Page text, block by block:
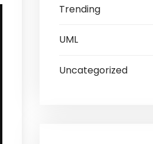
Trending
UML
Uncategorized